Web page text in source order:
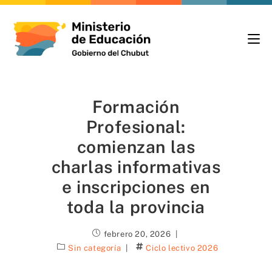
Formación
Profesional:
comienzan las
charlas informativas
e inscripciones en
toda la provincia
febrero 20, 2026
Sin categoría
Ciclo lectivo 2026